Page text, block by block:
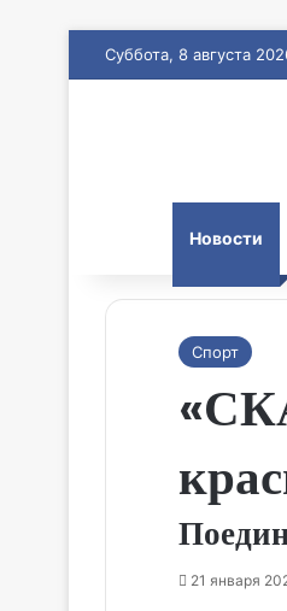
Суббота, 8 августа
Новости
Спорт
21 января